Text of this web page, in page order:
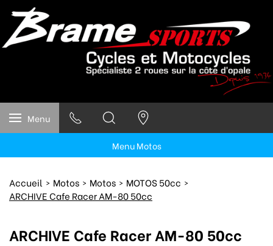
Menu
Menu Motos
Accueil Motos Motos
MOTOS 50cc
ARCHIVE Cafe Racer AM-80 50cc
ARCHIVE Cafe Racer AM-80 50cc